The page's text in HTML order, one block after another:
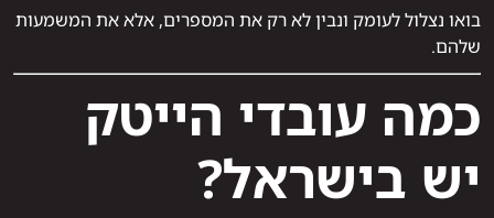
בואו נצלול לעומק ונבין לא רק את המספרים, אלא את המשמעות
שלהם.
כמה עובדי הייטק
יש בישראל?